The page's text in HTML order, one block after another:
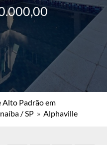
Alto Padrão em
/ SP » Alphaville